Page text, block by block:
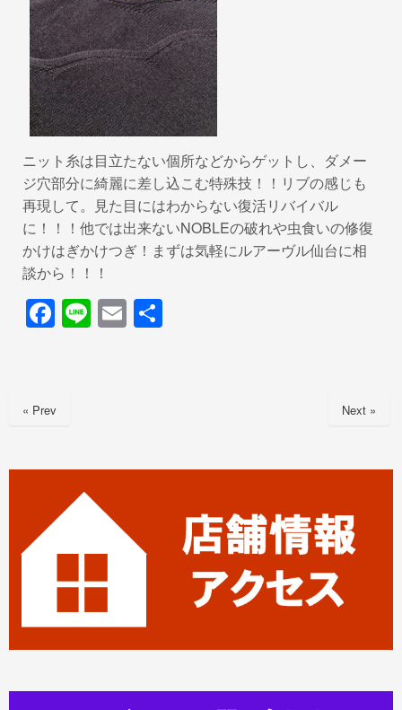
ニット糸は目立たない個所などからゲットし、ダメー
ジ穴部分に綺麗に差し込こむ特殊技！！リブの感じも
再現して。見た目にはわからない復活リバイバル
に！！！他では出来ないNOBLEの破れや虫食いの修復
かけはぎかけつぎ！まずは気軽にルアーヴル仙台に相
談から！！！
F
a
e
k
Li
n
E
m
« Prev Next »